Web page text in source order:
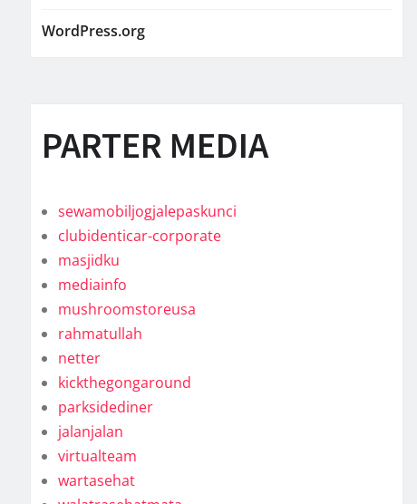
WordPress.org
PARTER MEDIA
sewamobiljogjalepaskunci
clubidenticar-corporate
masjidku
mediainfo
mushroomstoreusa
rahmatullah
netter
kickthegongaround
parksidediner
jalanjalan
virtualteam
wartasehat